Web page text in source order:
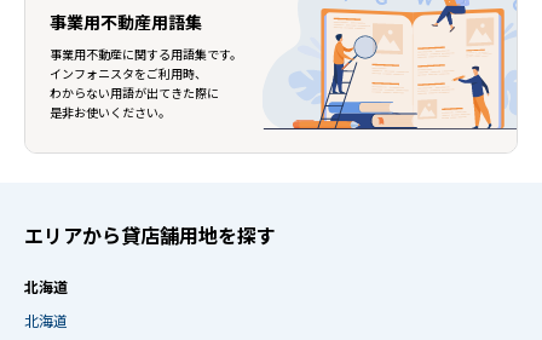
事業用不動産用語集
事業用不動産に関する用語集です。
インフォニスタをご利用時、
わからない用語が出てきた際に
是非お使いください。
エリアから貸店舗用地を探す
北海道
北海道